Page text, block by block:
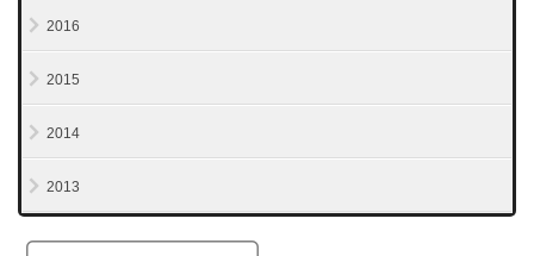
2016
2015
2014
2013